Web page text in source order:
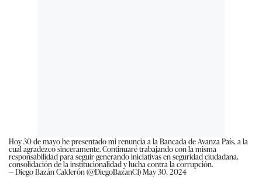
Hoy 30 de mayo he presentado mi renuncia a la Bancada de Avanza País, a la
cual agradezco sinceramente. Continuaré trabajando con la misma
responsabilidad para seguir generando iniciativas en seguridad ciudadana,
consolidación de la institucionalidad y lucha contra la corrupción.
— Diego Bazán Calderón (@DiegoBazanC1)May 30, 2024